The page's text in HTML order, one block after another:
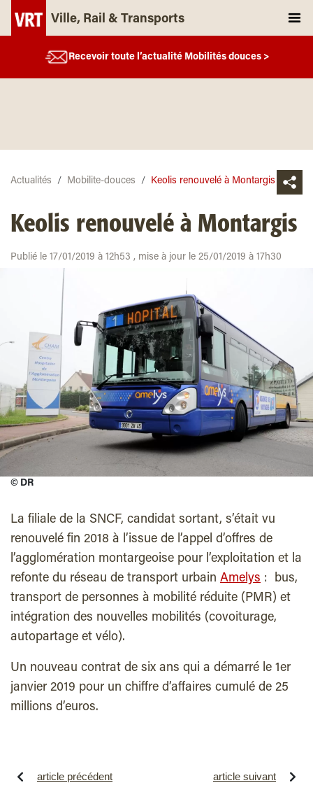
Ville, Rail & Transports
Recevoir toute l’actualité Mobilités douces >
Actualités Mobilite-douces Keolis renouvelé à Montargis
Keolis renouvelé à Montargis
Publié le 17/01/2019 à 12h53 , mise à jour le 25/01/2019 à 17h30
© DR
La filiale de la SNCF, candidat sortant, s’était vu
renouvelé fin 2018 à l’issue de l’appel d’offres de
l’agglomération montargeoise pour l’exploitation et la
refonte du réseau de transport urbain Amelys : bus,
transport de personnes à mobilité réduite (PMR) et
intégration des nouvelles mobilités (covoiturage,
autopartage et vélo).
Un nouveau contrat de six ans qui a démarré le 1er
janvier 2019 pour un chiffre d’affaires cumulé de 25
millions d’euros.
article précédent article suivant